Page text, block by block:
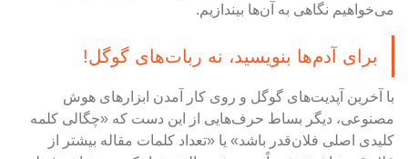
می‌خواهیم نگاهی به آن‌ها بیندازیم.
برای آدم‌ها بنویسید، نه ربات‌های گوگل!
با آخرین آپدیت‌های گوگل و روی کار آمدن ابزارهای هوش
مصنوعی، دیگر بساط حرف‌هایی از این دست که «چگالی کلمه
کلیدی اصلی فلان‌قدر باشد» یا «تعداد کلمات مقاله بیشتر از